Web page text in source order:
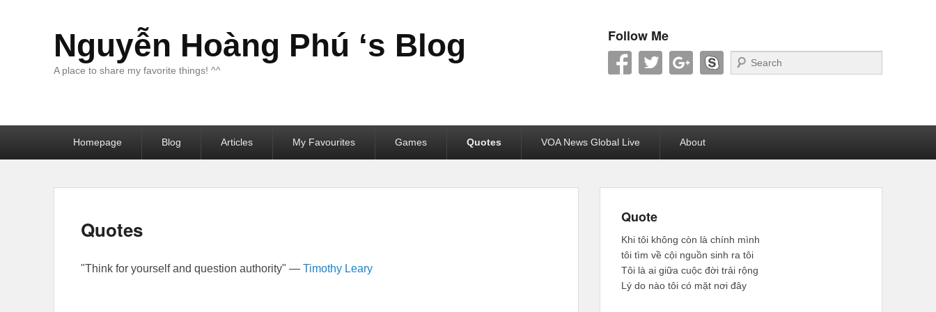
Nguyễn Hoàng Phú ‘s Blog
A place to share my favorite things! ^^
Follow Me
Search
Homepage Blog Articles My Favourites Games Quotes VOA News Global Live About
Quotes
"Think for yourself and question authority" — Timothy Leary
Quote
Khi tôi không còn là chính mình
tôi tìm về cội nguồn sinh ra tôi
Tôi là ai giữa cuộc đời trải rộng
Lý do nào tôi có mặt nơi đây